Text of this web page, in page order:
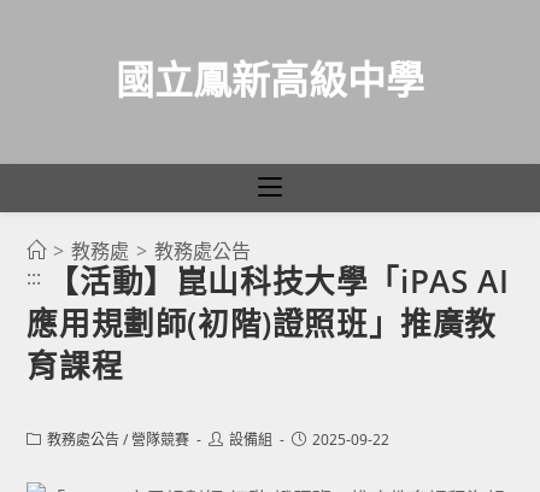
國立鳳新高級中學
> 教務處 > 教務處公告
:::
【活動】崑山科技大學「iPAS AI
應用規劃師(初階)證照班」推廣教
育課程
Post教務處公告 / 營隊競賽
Post設備組
Post2025-09-22